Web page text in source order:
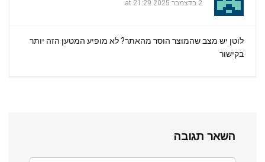
2 בדצמבר 2025 at 21:29
לוטן יש מצב שהמוצר הוסר מהאתר? לא מופיע המטען הזה יותר
בקישור
השאר תגובה